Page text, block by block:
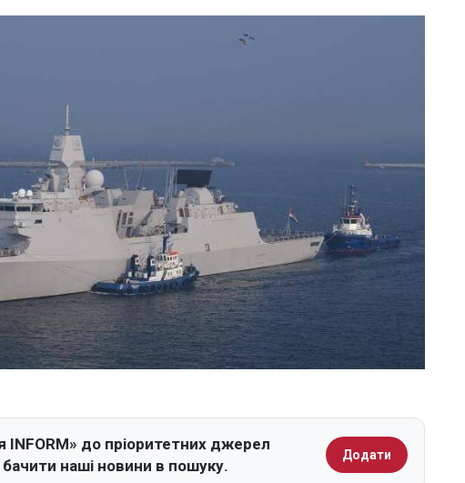
INFORM» до пріоритетних джерел
наші новини в пошуку.
Додати